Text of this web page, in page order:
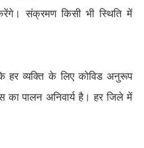
संक्रमण किसी भी स्थिति में
हर व्यक्ति के लिए कोविड अनुरूप
का पालन अनिवार्य है। हर जिले में